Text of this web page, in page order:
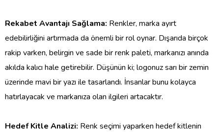
Rekabet Avantajı Sağlama: Renkler, marka ayırt
edebilirliğini artırmada da önemli bir rol oynar. Dışarıda birçok
rakip varken, belirgin ve sade bir renk paleti, markanızı anında
akılda kalıcı hale getirebilir. Düşünün ki; logonuz sarı bir zemin
üzerinde mavi bir yazı ile tasarlandı. İnsanlar bunu kolayca
hatırlayacak ve markanıza olan ilgileri artacaktır.
Hedef Kitle Analizi: Renk seçimi yaparken hedef kitlenin